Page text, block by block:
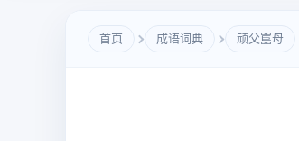
首页 成语词典 顽父嚚母